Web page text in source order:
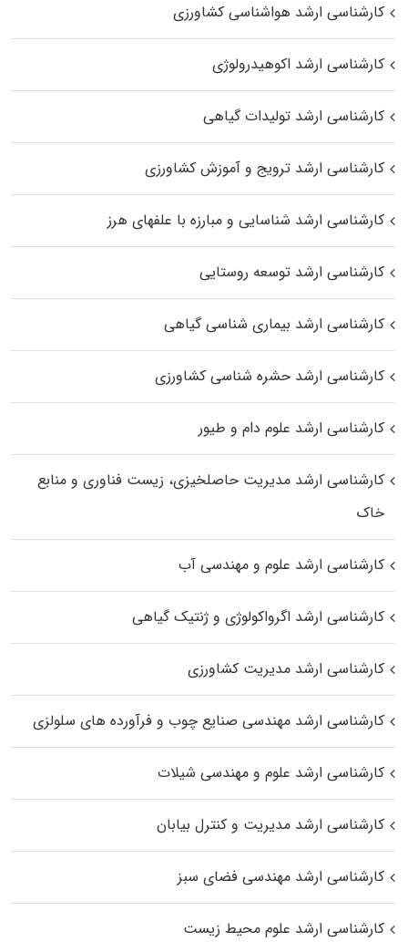
کارشناسی ارشد هواشناسی کشاورزی
کارشناسی ارشد اکوهیدرولوژی
کارشناسی ارشد تولیدات گیاهی
کارشناسی ارشد ترویج و آموزش کشاورزی
کارشناسی ارشد شناسایی و مبارزه با علفهای هرز
کارشناسی ارشد توسعه روستایی
کارشناسی ارشد بیماری‌ شناسی گیاهی
کارشناسی ارشد حشره‌ شناسی کشاورزی
کارشناسی ارشد علوم دام و طیور
کارشناسی ارشد مدیریت حاصلخیزی، زیست فناوری و منابع
خاک
کارشناسی ارشد علوم و مهندسی آب
کارشناسی ارشد اگرواکولوژی و ژنتیک گیاهی
کارشناسی ارشد مدیریت کشاورزی
کارشناسی ارشد مهندسی صنایع چوب و فرآورده‌ های سلولزی
کارشناسی ارشد علوم و مهندسی شیلات
کارشناسی ارشد مدیریت و کنترل بیابان
کارشناسی ارشد مهندسی فضای سبز
کارشناسی ارشد علوم محیط‌ زیست